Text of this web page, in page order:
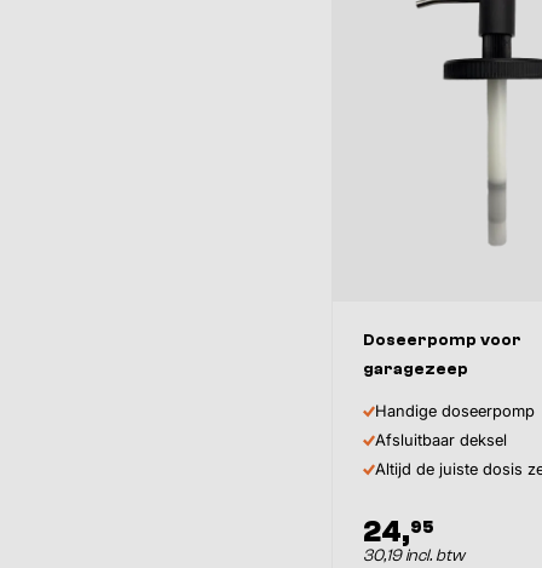
Doseerpomp voor
garagezeep
Handige doseerpomp
Afsluitbaar deksel
Altijd de juiste dosis
24,95
30,19 incl. btw